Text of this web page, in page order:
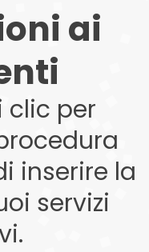
ai
clic per
inserire la
servizi